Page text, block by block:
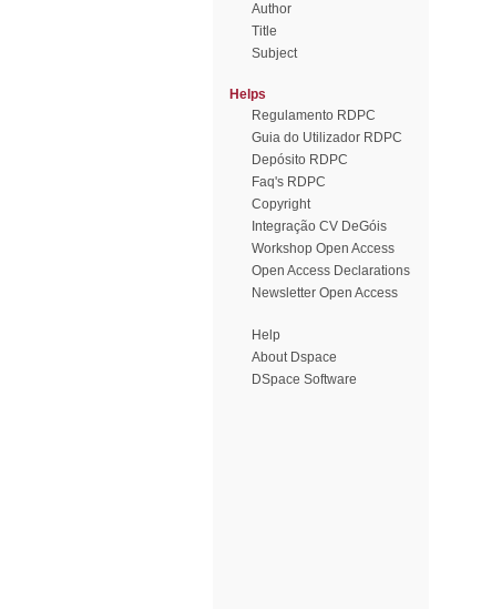
Author
Title
Subject
Helps
Regulamento RDPC
Guia do Utilizador RDPC
Depósito RDPC
Faq's RDPC
Copyright
Integração CV DeGóis
Workshop Open Access
Open Access Declarations
Newsletter Open Access
Help
About Dspace
DSpace Software